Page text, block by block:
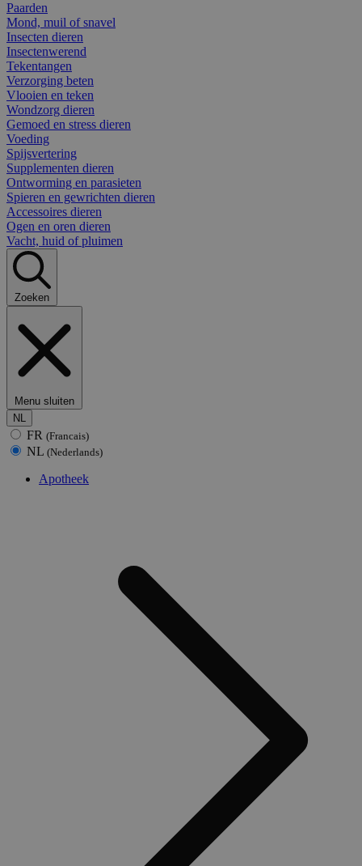
Paarden
Mond, muil of snavel
Insecten dieren
Insectenwerend
Tekentangen
Verzorging beten
Vlooien en teken
Wondzorg dieren
Gemoed en stress dieren
Voeding
Spijsvertering
Supplementen dieren
Ontworming en parasieten
Spieren en gewrichten dieren
Accessoires dieren
Ogen en oren dieren
Vacht, huid of pluimen
Zoeken
Menu sluiten
NL
FR (Francais)
NL (Nederlands)
Apotheek